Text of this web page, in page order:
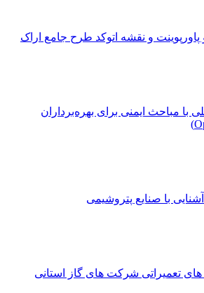
ایمنی برای بهره‌برداران
با صنایع پتروشیمی
تعمیراتی شرکت های گاز استانی